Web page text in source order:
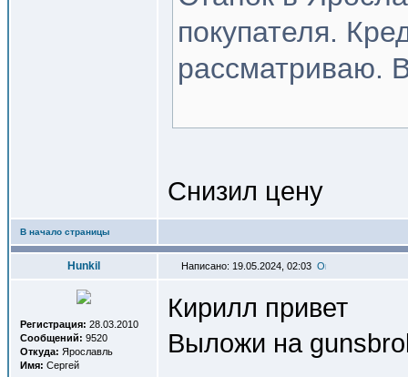
покупателя.
рассматриваю.
Снизил цену
В начало страницы
Hunkil Написано: 19.05.2024, 02:03
Регистрация: 28.03.2010
Сообщений: 9520
Откуда: Ярославль
Имя: Сергей
Кирилл привет
Выложи на